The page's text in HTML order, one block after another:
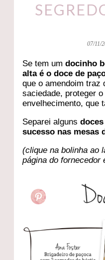
07/11/
Se tem umdocinho
alta é o doce de
que o amendoim
saciedade, proteger
envelhecimento, que
Separei alguns
sucesso nas mesas
(clique na bolinha ao
página do fornecedor